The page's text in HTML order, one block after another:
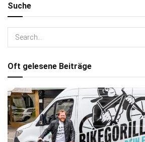
Suche
Oft gelesene Beiträge